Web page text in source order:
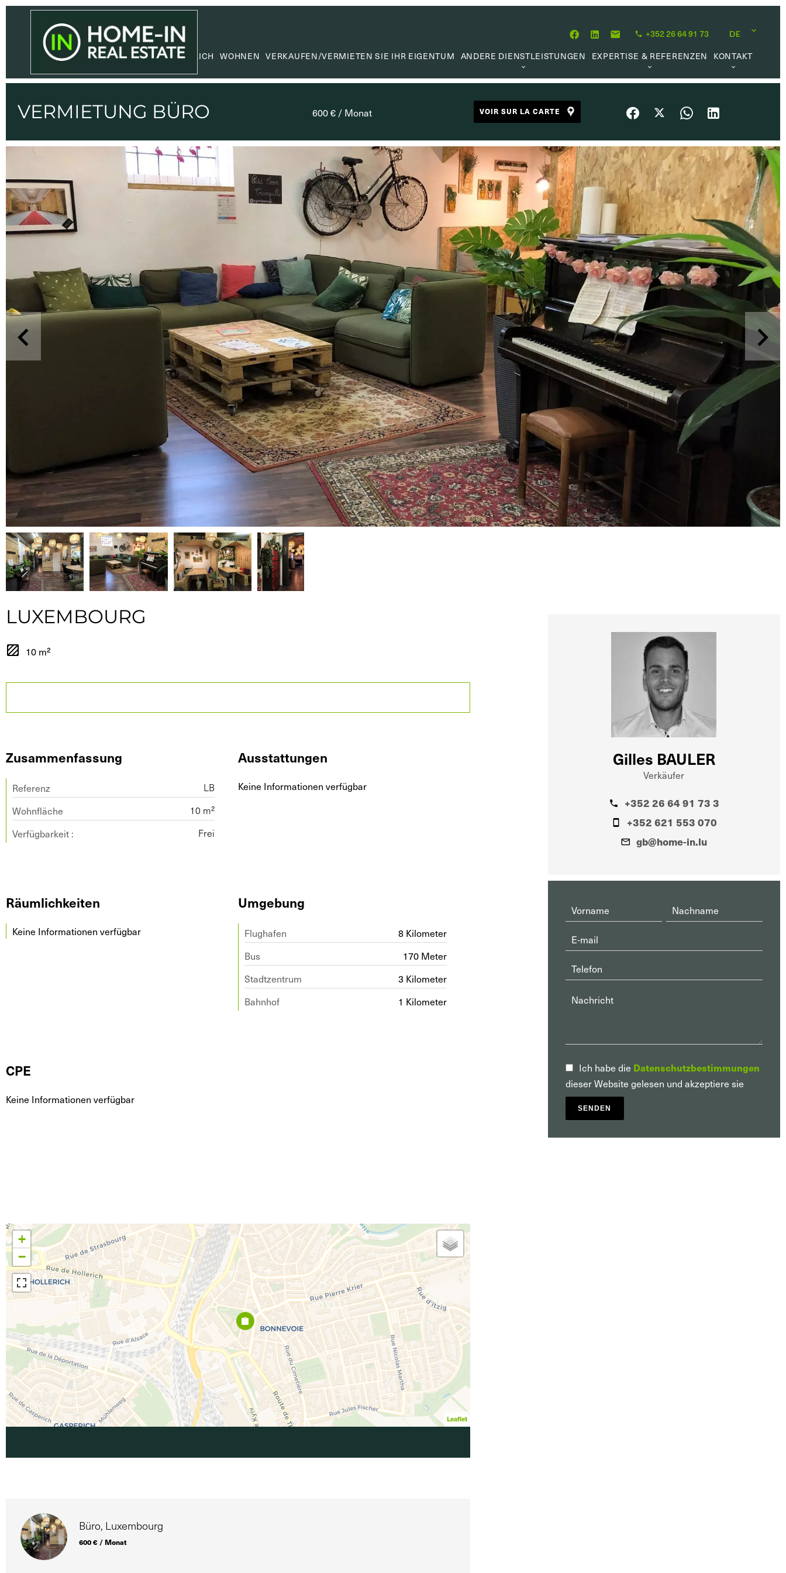
+352 26 64 91 73 DE
GEWERBLICH WOHNEN VERKAUFEN/VERMIETEN SIE IHR EIGENTUM ANDERE DIENSTLEISTUNGEN
SUCHAUFTRAG
CAPITAL MARKET
NÜTZLICHE LINKS
EXPERTISE & REFERENZEN
REFERENZEN
KUNDENMEINUNGEN
KONTAKT
VERMIETUNG BÜRO 600 € / Monat VOIR SUR LA CARTE
LUXEMBOURG
10 m²
Zusammenfassung
Referenz LB
Wohnfläche 10 m²
Verfügbarkeit : Frei
Ausstattungen
Keine Informationen verfügbar
Räumlichkeiten
Keine Informationen verfügbar
Umgebung
Flughafen
8 Kilometer
Bus
170 Meter
Stadtzentrum
3 Kilometer
Bahnhof
1 Kilometer
CPE
Keine Informationen verfügbar
+
−
Leaflet
Büro, Luxembourg
600 € / Monat
Gilles BAULER
Verkäufer
+352 26 64 91 73 3
+352 621 553 070
gb@home-in.lu
Ich habe die Datenschutzbestimmungen
dieser Website gelesen und akzeptiere sie
SENDEN